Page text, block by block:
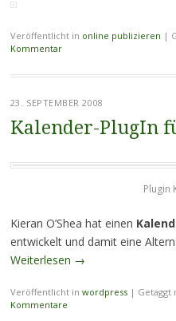
Veröffentlicht in online publizieren |
Kommentar
23. SEPTEMBER 2008
Kalender-PlugIn
Plugin
Kieran O’Shea hat einen
entwickelt und damit eine
Weiterlesen →
Veröffentlicht in wordpress | Getaggt
Kommentare